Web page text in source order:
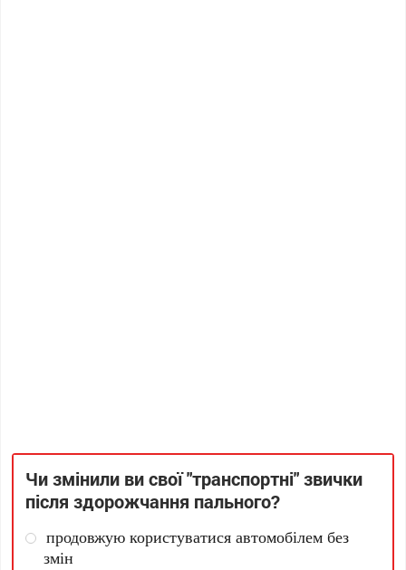
Чи змінили ви свої "транспортні" звички
після здорожчання пального?
продовжую користуватися автомобілем без
змін